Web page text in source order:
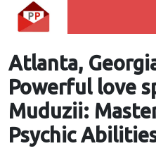
Atlanta,
Powerful love
Muduzii:
Psychic